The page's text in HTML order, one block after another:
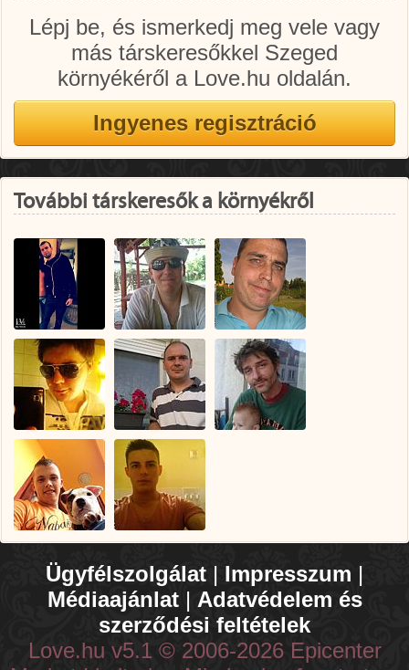
Lépj be, és ismerkedj meg vele vagy
más társkeresőkkel Szeged
környékéről a Love.hu oldalán.
További társkeresők a környékről
Ügyfélszolgálat | Impresszum |
Médiaajánlat| Adatvédelem és
szerződési feltételek
Love.hu v5.1 © 2006-2026 Epicenter